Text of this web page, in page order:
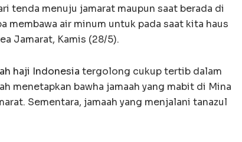
tenda menuju jamarat maupun saat berada di
membawa air minum untuk pada saat kita haus
Jamarat, Kamis (28/5).
haji Indonesia tergolong cukup tertib dalam
menetapkan bawha jamaah yang mabit di Mina
Sementara, jamaah yang menjalani tanazul